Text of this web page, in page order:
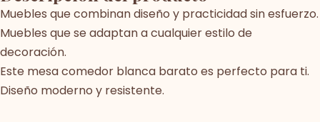
Muebles que combinan diseño y practicidad sin esfuerzo.
Muebles que se adaptan a cualquier estilo de
decoración.
Este mesa comedor blanca barato es perfecto para ti.
Diseño moderno y resistente.